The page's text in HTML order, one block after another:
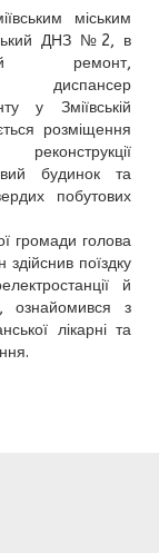
міським
ДНЗ №2, в
ремонт,
диспансер
у Зміївській
розміщення
будинок та
побутових
громади голова
поїздку
й
ознайомився з
лікарні та